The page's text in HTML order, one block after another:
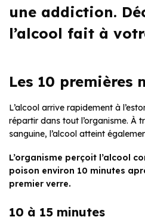
une addiction.
l’alcool fait à
Les 10 premières
L’alcool arrive rapidement à
répartir dans tout l’organisme. À
sanguine, l’alcool atteint
L’organisme perçoit l’alcool
poison environ 10 minutes
premier verre.
10 à 15 minutes